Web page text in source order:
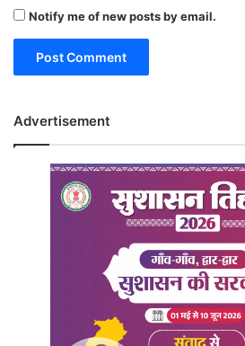
Notify me of new posts by email.
Advertisement